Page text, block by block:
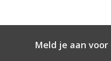
Meld je aan